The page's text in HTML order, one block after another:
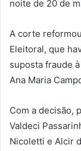
noite de 20 de
A corte
Eleitoral, que
suposta fraude
Ana Maria
Com a decisão,
Valdeci
Nicoletti e Alcir